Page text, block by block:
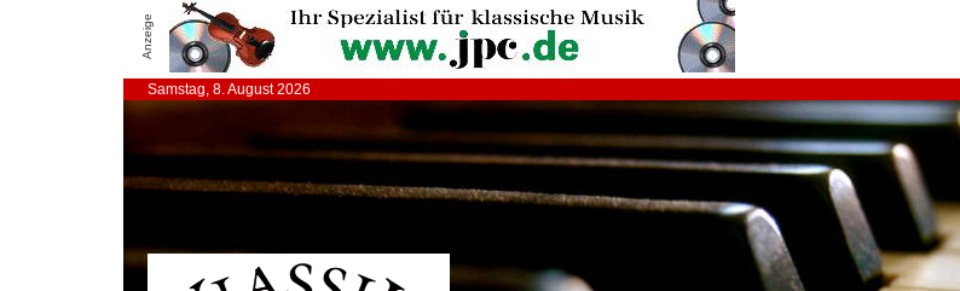
Anzeige
Samstag, 8. August 2026